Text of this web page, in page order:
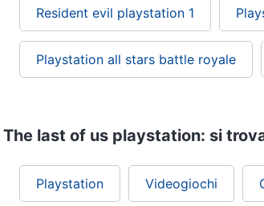
Resident evil playstation 1
Playstation all stars battle royale
The last of us playstation: si
Playstation Videogiochi